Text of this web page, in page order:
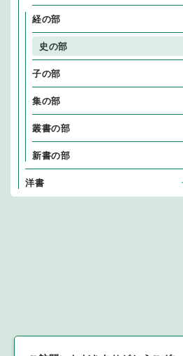
経の部
史の部
子の部
集の部
叢書の部
新書の部
洋書